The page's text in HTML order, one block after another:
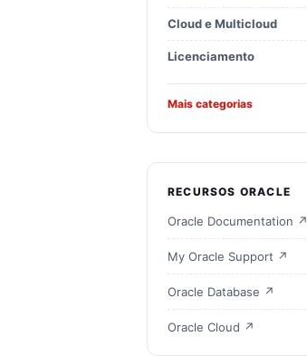
Cloud e Multicloud
Licenciamento
Mais categorias
RECURSOS ORACLE
Oracle Documentation ↗
My Oracle Support ↗
Oracle Database ↗
Oracle Cloud ↗